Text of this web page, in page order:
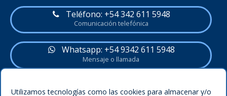
Utilizamos tecnologías como las cookies para almacenar y/o
Teléfono: +54 342 611 5948
Comunicación telefónica
Whatsapp: +54 9342 611 5948
Mensaje o llamada
Política del sitio